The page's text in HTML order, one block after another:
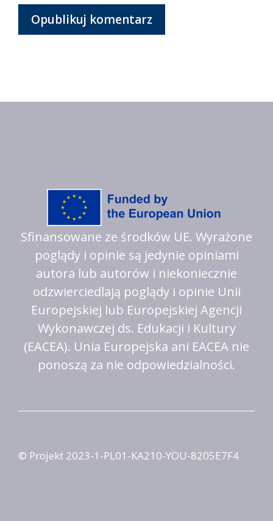
Sfinansowane ze środków UE. Wyrażone
poglądy i opinie są jedynie opiniami
autora lub autorów i niekoniecznie
odzwierciedlają poglądy i opinie Unii
Europejskiej lub Europejskiej Agencji
Wykonawczej ds. Edukacji i Kultury
(EACEA). Unia Europejska ani EACEA nie
ponoszą za nie odpowiedzialności.
© Projekt 2023-1-PL01-KA210-YOU-8205E7F4